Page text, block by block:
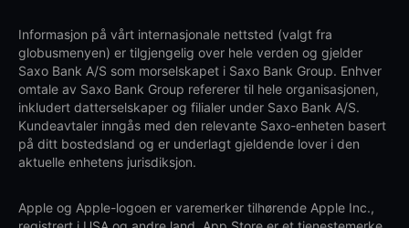
Informasjon på vårt internasjonale nettsted (valgt fra
globusmenyen) er tilgjengelig over hele verden og gjelder
Saxo Bank A/S som morselskapet i Saxo Bank Group. Enhver
omtale av Saxo Bank Group refererer til hele organisasjonen,
inkludert datterselskaper og filialer under Saxo Bank A/S.
Kundeavtaler inngås med den relevante Saxo-enheten basert
på ditt bostedsland og er underlagt gjeldende lover i den
aktuelle enhetens jurisdiksjon.
Apple og Apple-logoen er varemerker tilhørende Apple Inc.,